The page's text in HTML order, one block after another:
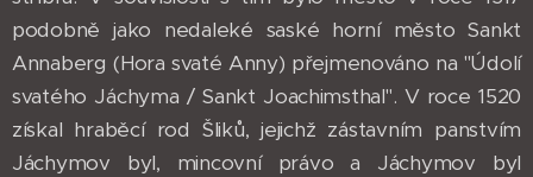
podobně jako nedaleké saské horní město Sankt
Annaberg (Hora svaté Anny) přejmenováno na "Údolí
svatého Jáchyma / Sankt Joachimsthal". V roce 1520
získal hraběcí rod Šliků, jejichž zástavním panstvím
Jáchymov byl, mincovní právo a Jáchymov byl